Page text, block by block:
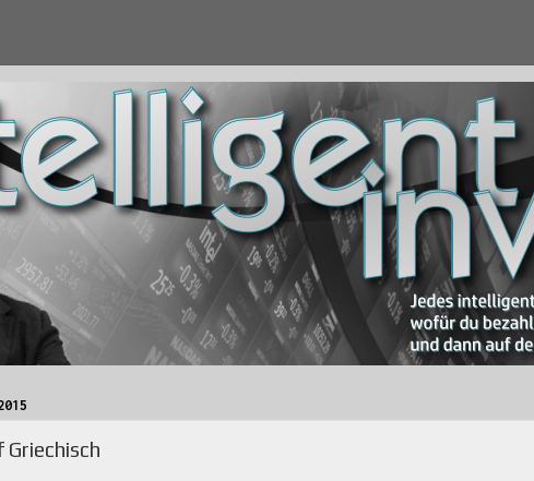
Griechisch